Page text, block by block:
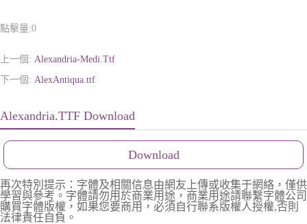
點擊量:0
上一個: Alexandria-Medi.Ttf
下一個: AlexAntiqua.ttf
Alexandria.TTF Download
Download
再次特別提示：字體及相關信息由網友上傳或收集于網絡，僅供
學習與參考。字體請勿用於商業用途，商業用途請聯繫字體公司
購買字體版權，如果您要商用，必須自行聯系版權人授權,否則
法律責任自負。